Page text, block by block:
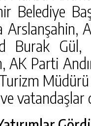
Belediye
Arslanşahin,
Burak Gül,
AK Parti
Müdürü
vatandaşlar